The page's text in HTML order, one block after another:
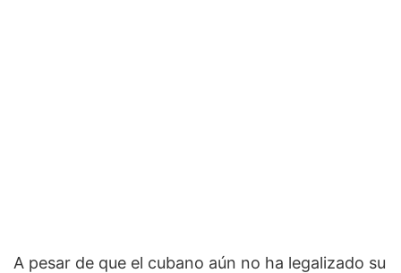
A pesar de que el cubano aún no ha legalizado su